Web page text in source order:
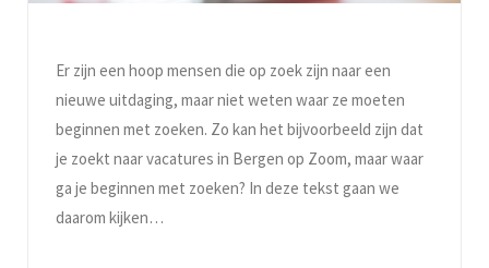
Er zijn een hoop mensen die op zoek zijn naar een
nieuwe uitdaging, maar niet weten waar ze moeten
beginnen met zoeken. Zo kan het bijvoorbeeld zijn dat
je zoekt naar vacatures in Bergen op Zoom, maar waar
ga je beginnen met zoeken? In deze tekst gaan we
daarom kijken…